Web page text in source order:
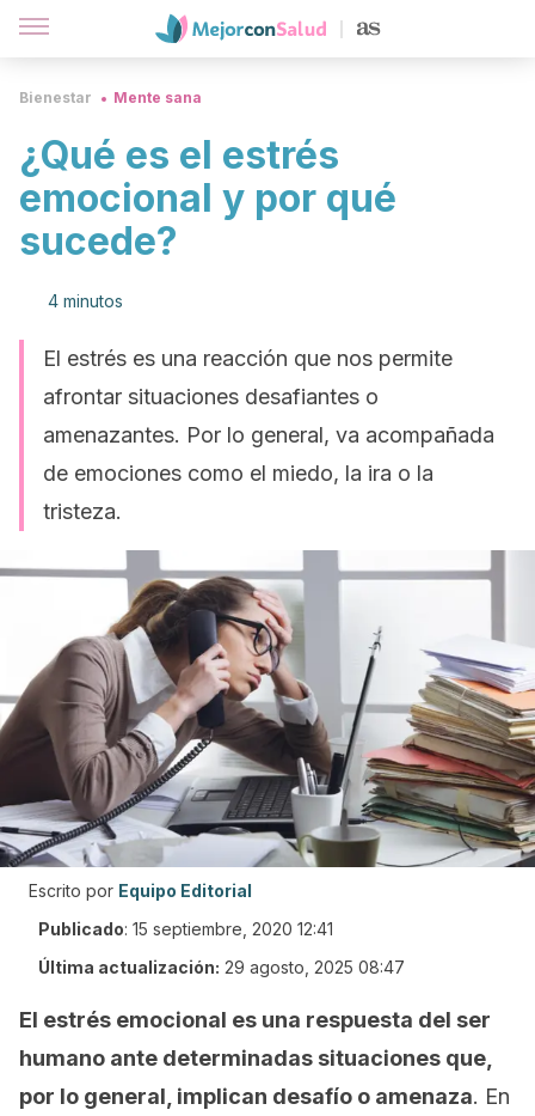
Bienestar Mente sana
¿Qué es el estrés
emocional y por qué
sucede?
4 minutos
El estrés es una reacción que nos permite
afrontar situaciones desafiantes o
amenazantes. Por lo general, va acompañada
de emociones como el miedo, la ira o la
tristeza.
Escrito por Equipo Editorial
Publicado: 15 septiembre, 2020 12:41
Última actualización: 29 agosto, 2025 08:47
El estrés emocional es una respuesta del ser
humano ante determinadas situaciones que,
por lo general, implican desafío o amenaza. En